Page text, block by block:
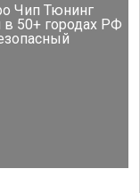
Чип Тюнинг
50+ городах РФ